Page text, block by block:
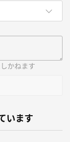
かねます
います